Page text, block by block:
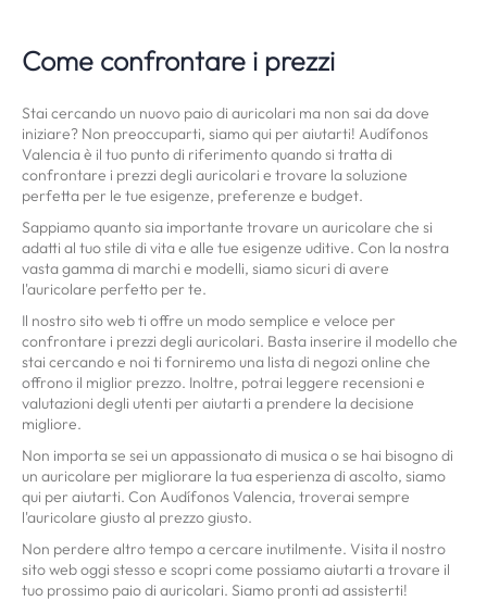
Come confrontare i prezzi
Stai cercando un nuovo paio di auricolari ma non sai da dove
iniziare? Non preoccuparti, siamo qui per aiutarti! Audífonos
Valencia è il tuo punto di riferimento quando si tratta di
confrontare i prezzi degli auricolari e trovare la soluzione
perfetta per le tue esigenze, preferenze e budget.
Sappiamo quanto sia importante trovare un auricolare che si
adatti al tuo stile di vita e alle tue esigenze uditive. Con la nostra
vasta gamma di marchi e modelli, siamo sicuri di avere
l'auricolare perfetto per te.
Il nostro sito web ti offre un modo semplice e veloce per
confrontare i prezzi degli auricolari. Basta inserire il modello che
stai cercando e noi ti forniremo una lista di negozi online che
offrono il miglior prezzo. Inoltre, potrai leggere recensioni e
valutazioni degli utenti per aiutarti a prendere la decisione
migliore.
Non importa se sei un appassionato di musica o se hai bisogno di
un auricolare per migliorare la tua esperienza di ascolto, siamo
qui per aiutarti. Con Audífonos Valencia, troverai sempre
l'auricolare giusto al prezzo giusto.
Non perdere altro tempo a cercare inutilmente. Visita il nostro
sito web oggi stesso e scopri come possiamo aiutarti a trovare il
tuo prossimo paio di auricolari. Siamo pronti ad assisterti!